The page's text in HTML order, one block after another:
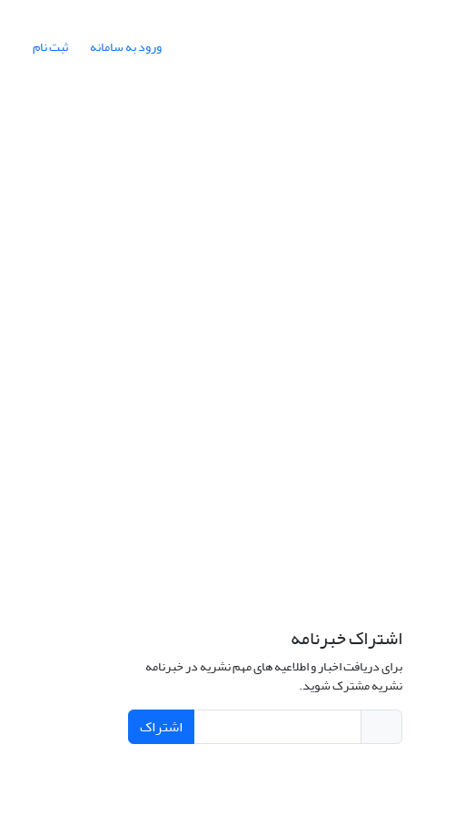
ورود به سامانه ثبت نام
اشتراک خبرنامه
برای دریافت اخبار و اطلاعیه های مهم نشریه در خبرنامه
نشریه مشترک شوید.
اشتراک